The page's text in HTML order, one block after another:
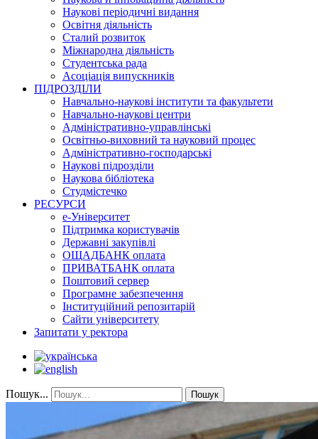
Наукові періодичні видання
Освітня діяльність
Сталий розвиток
Міжнародна діяльність
Студентська рада
Асоціація випускників
ПІДРОЗДІЛИ
Навчально-наукові інститути та факультети
Навчально-наукові центри
Адміністративно-управлінські
Освітньо-виховний та науковий процес
Адміністративно-господарські
Наукові підрозділи
Наукова бібліотека
Студмістечко
РЕСУРСИ
е-Університет
Підтримка користувачів
Державні закупівлі
ОЩАДБАНК оплата
ПРИВАТБАНК оплата
Поштовий сервер
Програмне забезпечення
Інституційний репозитарій
Сайти університету
Запитати у ректора
Пошук... Пошук